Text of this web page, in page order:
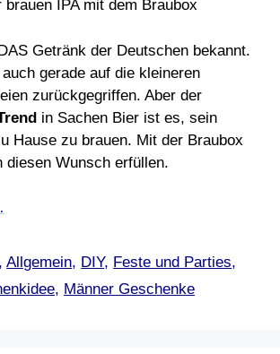
Getränk der Deutschen bekannt.
gerade auf die kleineren
zurückgegriffen. Aber der
in Sachen Bier ist es, sein
Hause zu brauen. Mit der Braubox
diesen Wunsch erfüllen.
,Allgemein, DIY, Feste und Parties,
, Männer Geschenke